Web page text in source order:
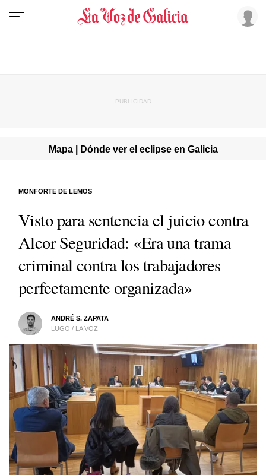
Mapa | Dónde ver el eclipse en Galicia
Visto para sentencia el juicio contra
Alcor Seguridad: «Era una trama
criminal contra los trabajadores
perfectamente organizada»
ANDRÉ S. ZAPATA
LUGO / LA VOZ
MONFORTE DE LEMOS